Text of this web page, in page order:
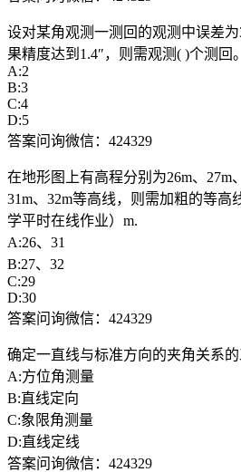
设对某角观测一测回的观测中误差
果精度达到1.4″，则需观测( )个测回。
A:2
B:3
C:4
D:5
答案问询微信：424329
在地形图上有高程分别为26m、27m
31m、32m等高线，则需加粗的等高
学平时在线作业）m.
A:26、31
B:27、32
C:29
D:30
答案问询微信：424329
确定一直线与标准方向的夹角关系的
A:方位角测量
B:直线定向
C:象限角测量
D:直线定线
答案问询微信：424329